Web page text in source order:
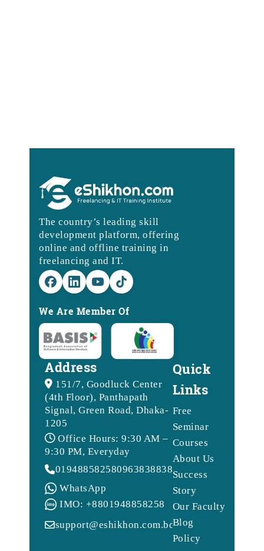
The country’s leading skill
development platform, offering
online and offline training in
freelancing and IT.
We Are Member Of
Address
151/7, Goodluck Center
(4th Floor), Panthapath
Signal, Green Road, Dhaka-
1205
Office Hours: 9:30 AM –
9:30 PM, Everyday
0194885825809638388388
WhatsApp
IMO: +8801948858258
support@eshikhon.com.bd
Quick
Links
Free
Seminar
Courses
About Us
Success
Story
Our Faculty
Blog
Policy